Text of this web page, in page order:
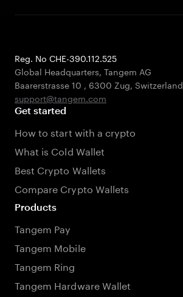
Reg. No CHE-390.112.525
Global Headquarters, Tangem AG
Baarerstrasse 10 , 6300 Zug, Switzerland
support@tangem.com
Get started
How to start with a crypto
What is Cold Wallet
Best Crypto Wallets
Compare Crypto Wallets
Products
Tangem Pay
Tangem Mobile
Tangem Ring
Tangem Hardware Wallet